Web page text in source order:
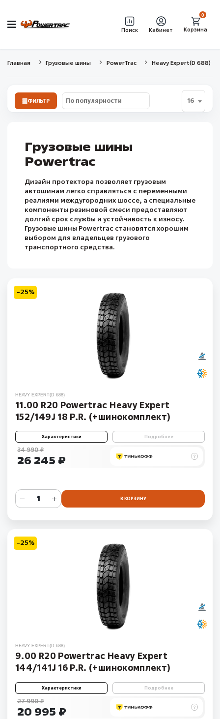
Поиск Кабинет Корзина
0
Главная Грузовые шины PowerTrac Heavy Expert(D 688)
ФИЛЬТР 16
Грузовые шины
Powertrac
Дизайн протектора позволяет грузовым
автошинам легко справляться с переменными
реалиями междугородних шоссе, а специальные
компоненты резиновой смеси предоставляют
долгий срок службы и устойчивость к износу.
Грузовые шины Powertrac становятся хорошим
выбором для владельцев грузового
транспортного средства.
-25%
HEAVY EXPERT(D 688)
11.00 R20 Powertrac Heavy Expert
152/149J 18 P.R. (+шинокомплект)
Характеристики Подробнее
34 990 ₽
26 245 ₽
В КОРЗИНУ
-25%
HEAVY EXPERT(D 688)
9.00 R20 Powertrac Heavy Expert
144/141J 16 P.R. (+шинокомплект)
Характеристики Подробнее
27 990 ₽
20 995 ₽